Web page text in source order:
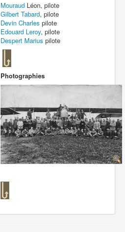
Mouraud Léon, pilote
Gilbert Tabard, pilote
Devin Charles pilote
Edouard Leroy, pilote
Despert Marius pilote
Photographies